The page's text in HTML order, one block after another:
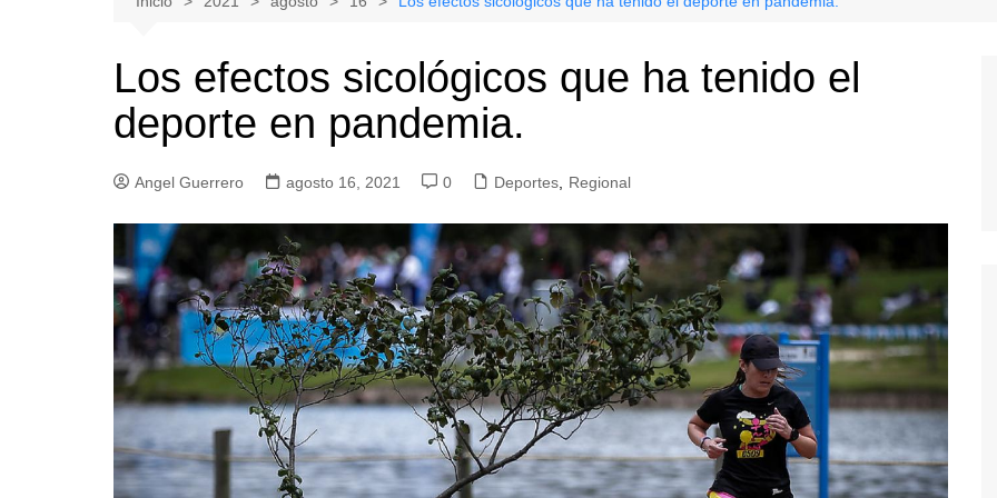
Tenis
Boxeo
Gimnasia
Licantén
Romeral
Sagrada Familia
Teno
Vichuquén
Los efectos sicológicos que ha tenido el
deporte en pandemia.
Angel Guerrero agosto 16, 2021 0 Deportes, Regional